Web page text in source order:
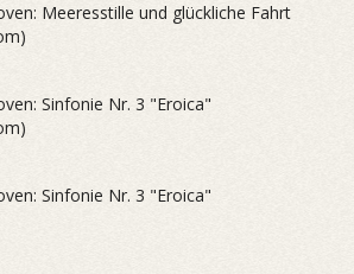
Meeresstille und glückliche Fahrt
Sinfonie Nr. 3 "Eroica"
Sinfonie Nr. 3 "Eroica"